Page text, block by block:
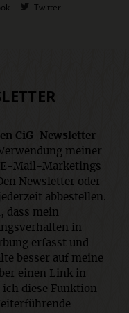
Twitter
CiG-Newsletter
meiner
E-Mail-Marketings
Newsletter oder
abbestellen.
dass mein
in
erfasst und
besser auf meine
einen Link in
diese Funktion